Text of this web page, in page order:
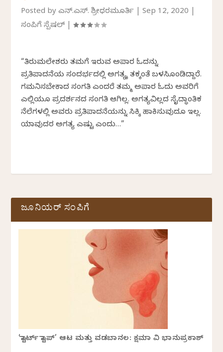
Posted byಎನ್.ಎಸ್. ಶ್ರೀಧರಮೂರ್ತಿ |Sep 12, 2020
ಸಂಪಿಗೆ ಸ್ಪೆಷಲ್|
“ತಿರುಮಲೇಶರು ತಮಗೆ ಇರುವ ಅಪಾರ ಓದನ್ನು
ಪ್ರತಿಪಾದನೆಯ ಸಂದರ್ಭದಲ್ಲಿ ಅಗತ್ಯಕ್ಕೆ ತಕ್ಕಂತೆ ಬಳಸಿಕೊಂಡಿದ್ದಾರೆ.
ಗಮನಿಸಬೇಕಾದ ಸಂಗತಿ ಎಂದರೆ ತಮ್ಮ ಅಪಾರ ಓದು ಅವರಿಗೆ
ಎಲ್ಲಿಯೂ ಪ್ರದರ್ಶನದ ಸಂಗತಿ ಆಗಿಲ್ಲ. ಅಗತ್ಯವಿಲ್ಲದ ಸೈದ್ಧಾಂತಿಕ
ನೆಲೆಗಳಲ್ಲಿ ಅವರು ಪ್ರತಿಪಾದನೆಯನ್ನು ಸಿಕ್ಕಿ ಹಾಕಿಸುವುದೂ ಇಲ್ಲ.
ಯಾವುದರ ಅಗತ್ಯ ಎಷ್ಟು ಎಂದು…”
ಜೂನಿಯರ್ ಸಂಪಿಗೆ
‘ಸ್ಟಾರ್ಟ್ ಸ್ಟಾಪ್’ ಆಟ ಮತ್ತು ವಡಬಾನಲ: ಕ್ಷಮಾ ವಿ ಭಾನುಪ್ರಕಾಶ್